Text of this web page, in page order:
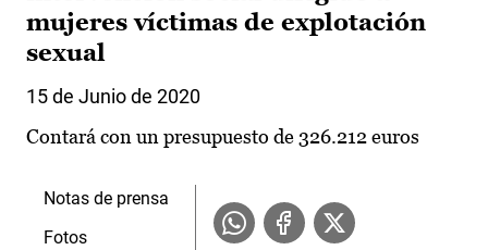
mujeres víctimas de explotación
sexual
15 de Junio de 2020
Contará con un presupuesto de 326.212 euros
Notas de prensa
Fotos